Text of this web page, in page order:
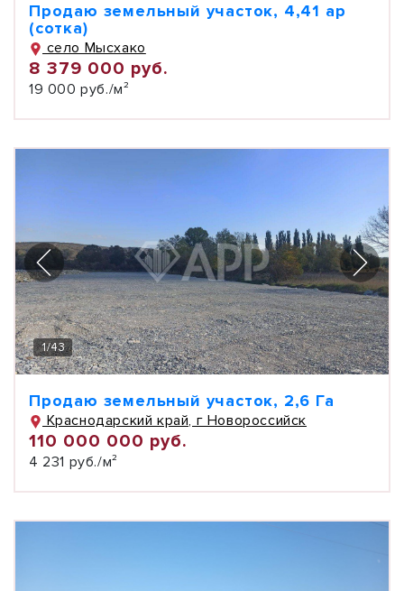
Продаю земельный участок, 4,41 ар
(сотка)
село Мысхако
8 379 000 руб.
19 000 руб./м²
1/43
Продаю земельный участок, 2,6 Га
Краснодарский край, г Новороссийск
110 000 000 руб.
4 231 руб./м²